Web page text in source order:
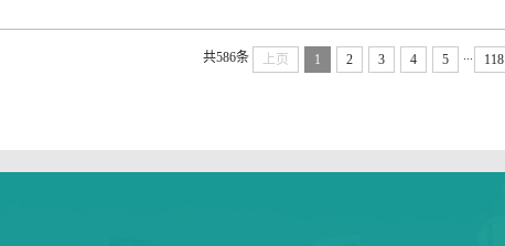
共586条 上页 1 2 3 4 5 ... 118